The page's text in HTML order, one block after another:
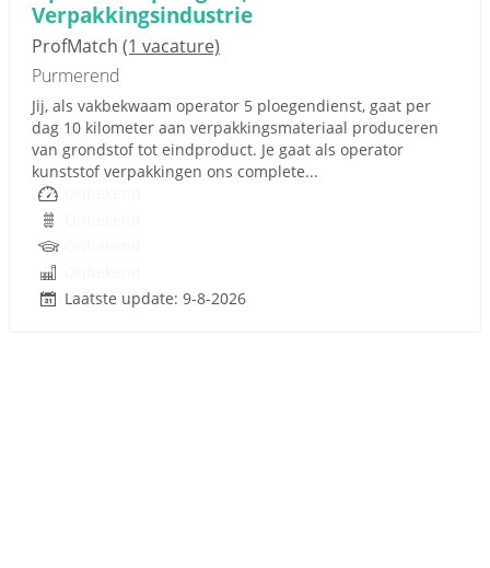
Verpakkingsindustrie
ProfMatch (1 vacature)
Purmerend
Jij, als vakbekwaam operator 5 ploegendienst, gaat per
dag 10 kilometer aan verpakkingsmateriaal produceren
van grondstof tot eindproduct. Je gaat als operator
kunststof verpakkingen ons complete...
Laatste update: 9-8-2026